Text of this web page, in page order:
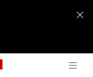

Canon Logo, back to